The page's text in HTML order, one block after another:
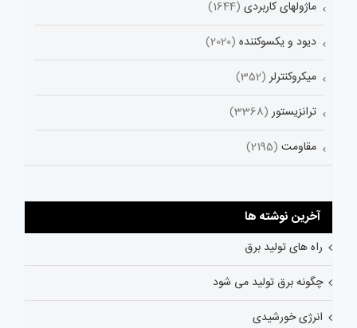
ماژولهای کاربردی (1644)
دیود و یکسوکننده (2020)
میکروکنترلر (352)
ترانزیستور (3368)
مقاومت (2195)
آخرین نوشته ها
راه های تولید برق
چگونه برق تولید می شود
انرژی خورشیدی